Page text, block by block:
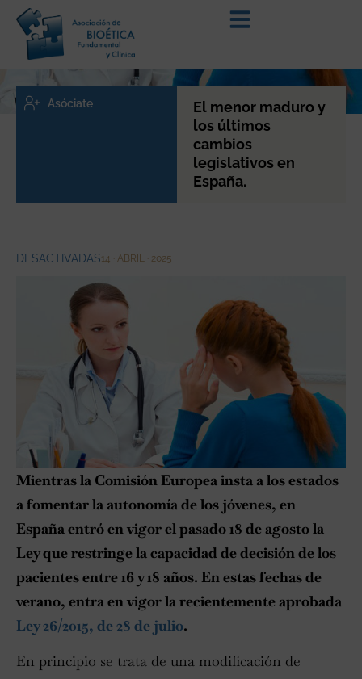
El menor maduro y
los últimos
cambios
legislativos en
España.
Asóciate
DESACTIVADAS14 · ABRIL · 2025
Mientras la Comisión Europea insta a los estados
a fomentar la autonomía de los jóvenes, en
España entró en vigor el pasado 18 de agosto la
Ley que restringe la capacidad de decisión de los
pacientes entre 16 y 18 años. En estas fechas de
verano, entra en vigor la recientemente aprobada
Ley 26/2015, de 28 de julio.
En principio se trata de una modificación de